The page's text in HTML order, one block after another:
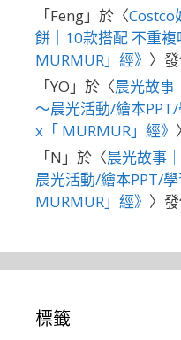
「Feng」於〈Costco
餅｜10款搭配 不重
MURMUR」經》 〉
「YO 」於〈晨光故事
～晨光活動/繪本
x「 MURMUR」經》
「N 」於〈晨光故事
晨光活動/繪本PPT/
MURMUR」經》 〉
標籤